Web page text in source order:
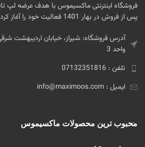
فروشگاه اینترنتی ماکسیموس با هدف عرضه لپ
پس از فروش در بهار 1401 فعالیت خود را آغاز کرد.
واحد 3
تلفن : 07132351816
ایمیل : info@maximoos.com
محبوب ترین محصولات ماکسیموس